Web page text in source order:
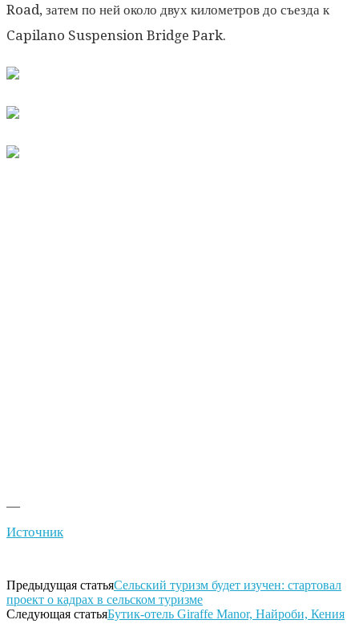
Road, затем по ней около двух километров до съезда к
Capilano Suspension Bridge Park.
—
Источник
Предыдущая статьяСельский туризм будет изучен: стартовал
проект о кадрах в сельском туризме
Следующая статьяБутик-отель Giraffe Manor, Найроби, Кения